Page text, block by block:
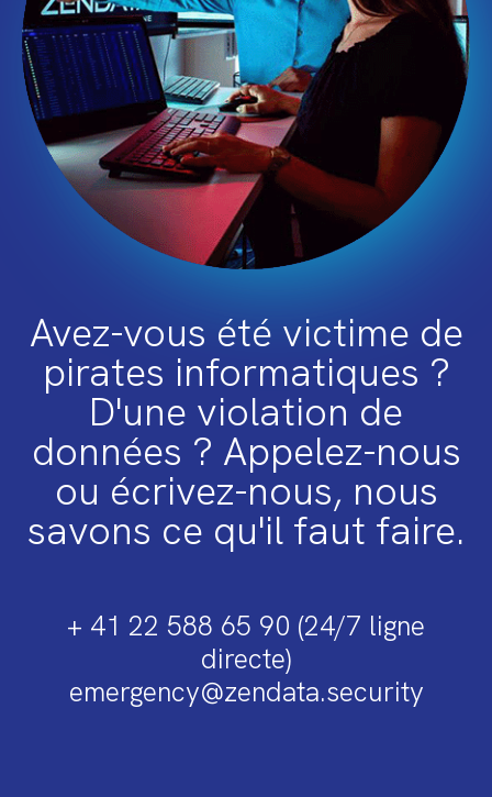
Avez-vous été victime de
pirates informatiques ?
D'une violation de
données ? Appelez-nous
ou écrivez-nous, nous
savons ce qu'il faut faire.
+ 41 22 588 65 90 (24/7 ligne
directe)
emergency@zendata.security